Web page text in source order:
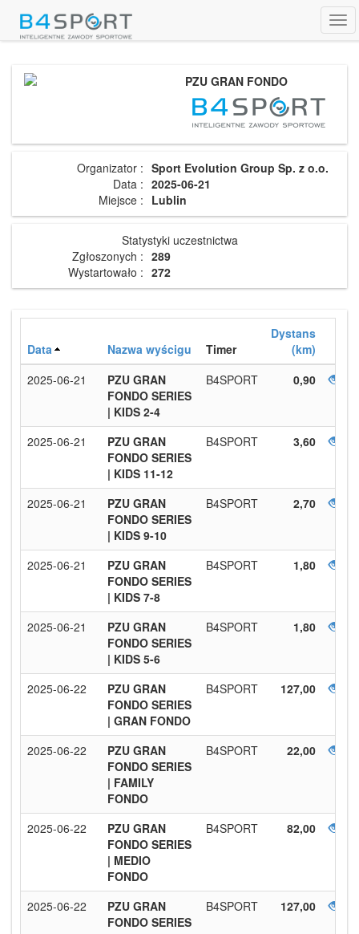
PZU GRAN FONDO
Organizator : Sport Evolution Group Sp. z o.o.
Data : 2025-06-21
Miejsce : Lublin
Statystyki uczestnictwa
Zgłoszonych : 289
Wystartowało : 272
Data Nazwa wyścigu Timer
Dystans
(km)
2025-06-21
PZU GRAN
FONDO SERIES
| KIDS 2-4
B4SPORT 0,90
2025-06-21
PZU GRAN
FONDO SERIES
| KIDS 11-12
B4SPORT 3,60
2025-06-21
PZU GRAN
FONDO SERIES
| KIDS 9-10
B4SPORT 2,70
2025-06-21
PZU GRAN
FONDO SERIES
| KIDS 7-8
B4SPORT 1,80
2025-06-21
PZU GRAN
FONDO SERIES
| KIDS 5-6
B4SPORT 1,80
2025-06-22
PZU GRAN
FONDO SERIES
| GRAN FONDO
B4SPORT 127,00
2025-06-22
PZU GRAN
FONDO SERIES
| FAMILY
FONDO
B4SPORT 22,00
2025-06-22
PZU GRAN
FONDO SERIES
| MEDIO
FONDO
B4SPORT 82,00
2025-06-22
PZU GRAN
FONDO SERIES
B4SPORT 127,00